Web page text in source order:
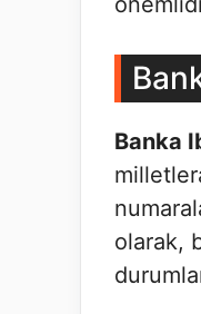
Banka
olarak,